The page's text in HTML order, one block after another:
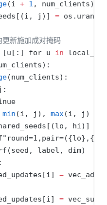
(i + 1 , num_clients):
j)]
=
新施加成对掩码
[u[:] for u in
(num_clients):
min (i, j), max(i, j)
hi)]
{lo} , {
label, dim)
=
=